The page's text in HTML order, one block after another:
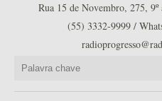
Rua 15 de Novembro, 275,
(55) 3332-9999 /